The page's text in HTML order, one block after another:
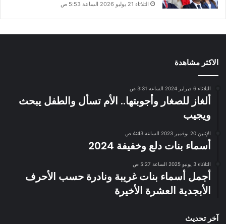
الثلاثاء 21 يوليو 2026 الساعة 5:53 ص
الاكثر مشاهدة
الثلاثاء 6 فبراير 2024 الساعة 3:31 ص
ألغاز للصغار وأجوبتها.. الأم تسأل والطفل يبحث
ويجيب
الإثنين 20 نوفمبر 2023 الساعة 4:43 ص
أسماء بنات دلع وخفيفة 2024
الثلاثاء 3 يونيو 2025 الساعة 5:27 ص
أجمل أسماء بنات غريبة ونادرة حسب الأحرف
الأبجدية العشرة الأخيرة
آخر تحديث